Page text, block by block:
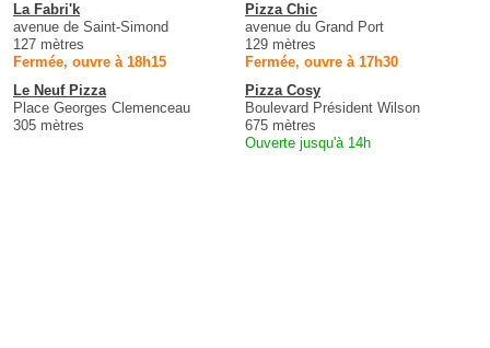
La Fabri'k
avenue de Saint-Simond
127 mètres
Fermée, ouvre à 18h15
Pizza Chic
avenue du Grand Port
129 mètres
Fermée, ouvre à 17h30
Le Neuf Pizza
Place Georges Clemenceau
305 mètres
Pizza Cosy
Boulevard Président Wilson
675 mètres
Ouverte jusqu'à 14h